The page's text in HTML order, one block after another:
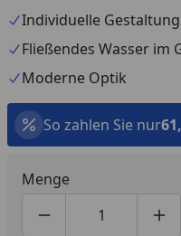
Individuelle Gestaltung
Fließendes Wasser im
Moderne Optik
So zahlen Sie nur
Menge
Produktmenge um